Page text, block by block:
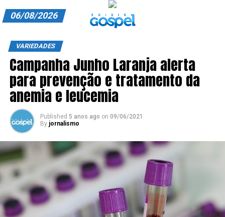
ANUNCIE CONOSCO
ASSINE
CARRINHO
EDITORIAL
ENTREVISTAS
EXPEDIENTE
FINALIZAR COMPRA
HOME
06/08/2026
VARIEDADES
Campanha Junho Laranja alerta
para prevenção e tratamento da
anemia e leucemia
Published 5 anos ago on 09/06/2021
By jornalismo